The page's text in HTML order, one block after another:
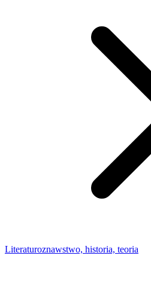
Literaturoznawstwo, historia, teoria